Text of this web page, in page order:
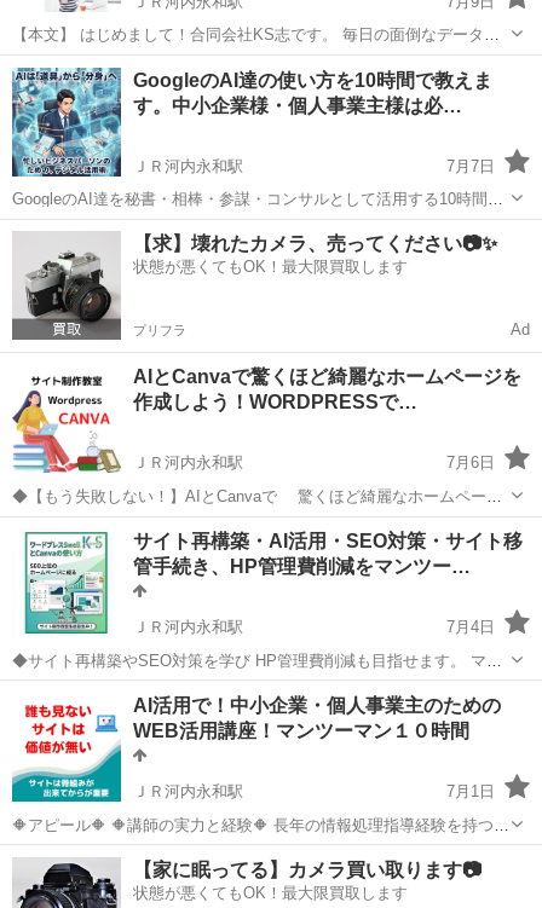
【本文】 はじめまして！合同会社KS志です。 毎日の面倒なデータ集
計や入力作業、手作業で時間をかけていませんか？ 当教室では、話題
の「バイブコーディング術」を使った、エクセルVBAとGoogleスプレ
ッドシートの自...
大阪 東大阪市 ＪＲ河内永和駅 ホームページ作成
GoogleのAI達の使い方を10時間で教えま
す。中小企業様・個人事業主様は必…
ＪＲ河内永和駅
7月7日
GoogleのAI達を秘書・相棒・参謀・コンサルとして活用する10時間学
習38000円 10時間学習しませんか 2時間×5回の学習 1回目：Geminiを
相談相手に 2回目：Nanobanan...
大阪 東大阪市 ＪＲ河内永和駅 ホームページ作成
リモート
【求】壊れたカメラ、売ってください📷✨
状態が悪くてもOK！最大限買取します
プリフラ Ad
AIとCanvaで驚くほど綺麗なホームページを
作成しよう！WORDPRESSで…
ＪＲ河内永和駅
7月6日
◆【もう失敗しない！】AIとCanvaで 驚くほど綺麗なホームページ
作成 教室で短時間でプロ級サイトを 一緒に作りましょう✨ ◆ホ
ームページ、集客の要なのに… こんなお悩みありませんか？🤔 会
社のサ...
大阪 東大阪市 ＪＲ河内永和駅 ホームページ作成
CANVA
サイト再構築・AI活用・SEO対策・サイト移
管手続き、HP管理費削減をマンツー…
ＪＲ河内永和駅
7月4日
◆サイト再構築やSEO対策を学び HP管理費削減も目指せます。 マン
ツーマン指導が強みです！ あなたの「困った」を解決。😊 ◆AI活用の
短時間サイト再構築 GeminiAIなどを活用して 短時間で古いサイトを...
ＪＲ河内永和駅 ホームページ作成
AI活用で！中小企業・個人事業主のための
WEB活用講座！マンツーマン１０時間
ＪＲ河内永和駅
7月1日
🔶アピール🔶 🔶講師の実力と経験🔶 長年の情報処理指導経験を持つ国
家資格保有者 東大阪市のDX・IT登録専門家 東大阪商工会議所講師4年
連続 多数のサイト制作・コンサルティング実績 Google検...
大阪 東大阪市 ＪＲ河内永和駅 ホームページ作成
数学
【家に眠ってる】カメラ買い取ります📷
状態が悪くてもOK！最大限買取します